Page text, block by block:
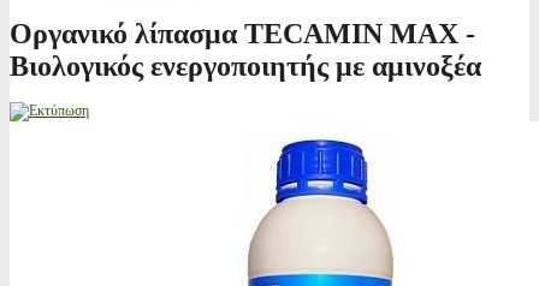
Οργανικό λίπασμα TECAMIN MAX -
Βιολογικός ενεργοποιητής με αμινοξέα